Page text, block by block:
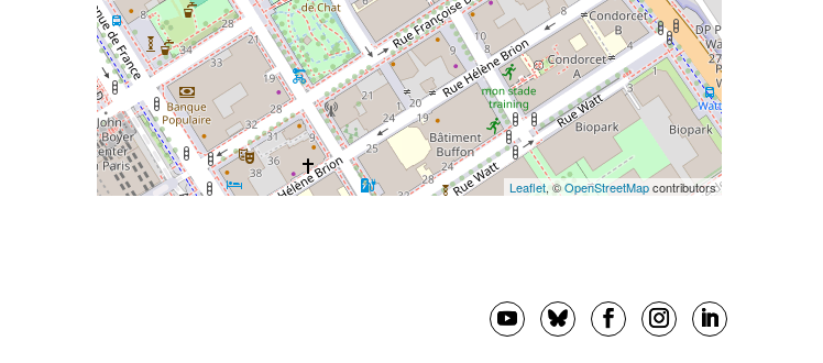
Leaflet, ©OpenStreetMapcontributors